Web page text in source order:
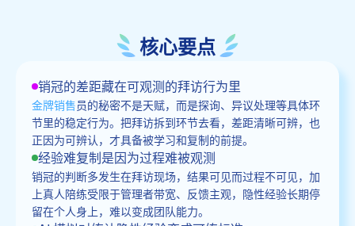
核心要点
销冠的差距藏在可观测的拜访行为里
金牌销售员的秘密不是天赋，而是探询、异议处理等具体环
节里的稳定行为。把拜访拆到环节去看，差距清晰可辨，也
正因为可辨认，才具备被学习和复制的前提。
经验难复制是因为过程难被观测
销冠的判断多发生在拜访现场，结果可见而过程不可见，加
上真人陪练受限于管理者带宽、反馈主观，隐性经验长期停
留在个人身上，难以变成团队能力。